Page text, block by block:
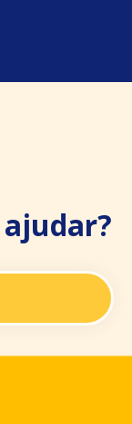
pesquisa está